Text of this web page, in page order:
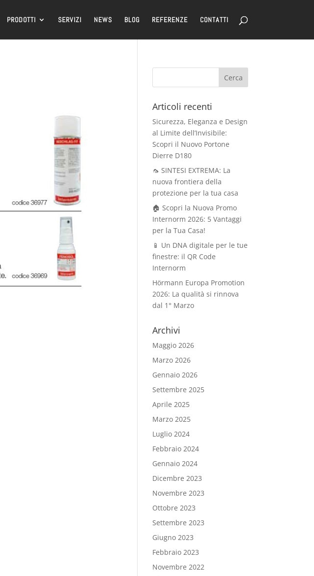
PRODOTTI SERVIZI NEWS BLOG REFERENZE CONTATTI
Articoli recenti
Sicurezza, Eleganza e Design
al Limite dell’Invisibile:
Scopri il Nuovo Portone
Dierre D180
🦟 SINTESI EXTREMA: La
nuova frontiera della
protezione per la tua casa
🏠 Scopri la Nuova Promo
Internorm 2026: 5 Vantaggi
per la Tua Casa!
📱 Un DNA digitale per le tue
finestre: il QR Code
Internorm
Hörmann Europa Promotion
2026: La qualità si rinnova
dal 1° Marzo
Archivi
Maggio 2026
Marzo 2026
Gennaio 2026
Settembre 2025
Aprile 2025
Marzo 2025
Luglio 2024
Febbraio 2024
Gennaio 2024
Dicembre 2023
Novembre 2023
Ottobre 2023
Settembre 2023
Giugno 2023
Febbraio 2023
Novembre 2022